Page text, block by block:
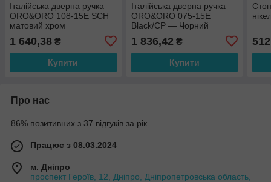
Італійська дверна ручка
ORO&ORO 108-15E SCH
матовий хром
1 640,38 ₴
Купити
Італійська дверна ручка
ORO&ORO 075-15E
Black/CP — Чорний
матовий/ Хром (вставка)
1 836,42 ₴
Купити
512
Про нас
86% позитивних з 37 відгуків за рік
Працює з 08.03.2024
м. Дніпро
проспект Героїв, 12, Дніпро, Дніпропетровська область,